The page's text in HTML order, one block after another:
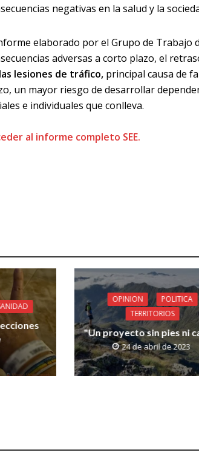
negativas en la salud y la
elaborado por el Grupo de Trabajo
adversas a corto plazo, el
lesiones de tráfico, principal causa de
un mayor riesgo de desarrollar
e individuales que conlleva.
al informe completo SEE.
OPINION
POLITICA
TERRITORIOS
"Un proyecto sin pies ni
24 de abril de 2023